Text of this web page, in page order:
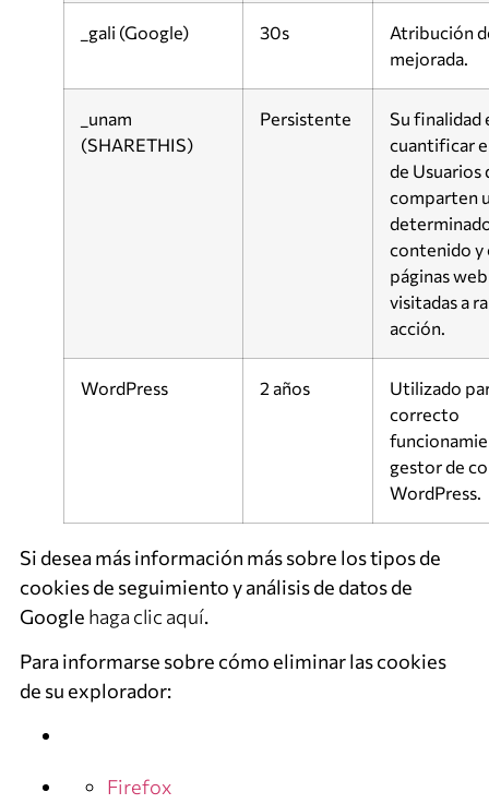
_gali (Google) 30s
Atribución
mejorada.
_unam
(SHARETHIS)
Persistente
Su finalidad
cuantificar
de Usuarios
comparten
contenido y
páginas
visitadas a
acción.
WordPress 2 años
Utilizado
correcto
gestor de
WordPress.
Si desea más información más sobre los tipos de
cookies de seguimiento y análisis de datos de
Google haga clic aquí.
Para informarse sobre cómo eliminar las cookies
de su explorador:
Firefox